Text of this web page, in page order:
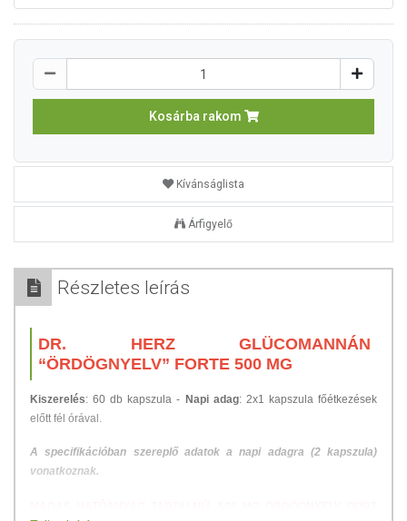
Kosárba rakom
Kívánságlista
Árfigyelő
Részletes leírás
DR. HERZ GLÜCOMANNÁN
“ÖRDÖGNYELV” FORTE 500 MG
Kiszerelés: 60 db kapszula - Napi adag: 2x1 kapszula főétkezések
előtt fél órával.
A specifikációban szereplő adatok a napi adagra (2 kapszula)
vonatkoznak.